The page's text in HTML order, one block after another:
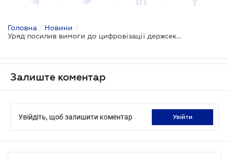
Головна / Новини /
Уряд посилив вимоги до цифровізації держсектору та кібербезпеки: що варто знати бізнесу
Залиште коментар
Увійдіть, щоб залишити коментар увійти